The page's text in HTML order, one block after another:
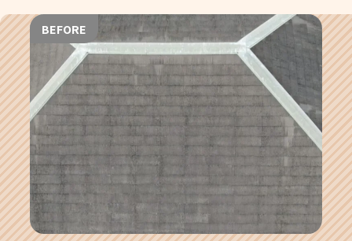
BEFORE